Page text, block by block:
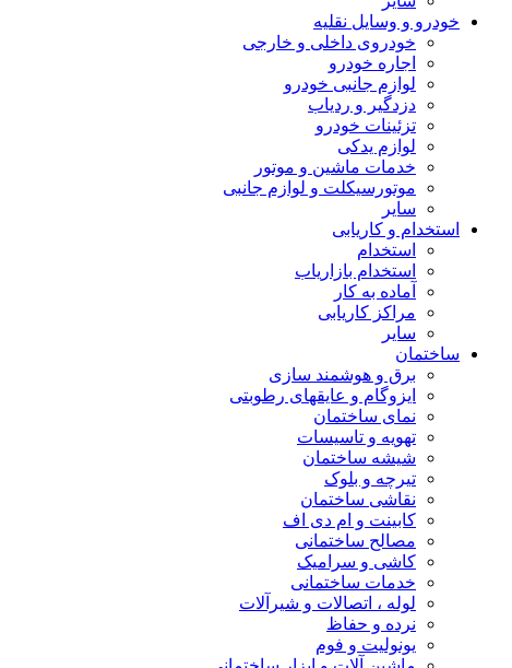
خودرو و وسایل نقلیه
خودروی داخلی و خارجی
اجاره خودرو
لوازم جانبی خودرو
دزدگیر و ردیاب
تزئینات خودرو
لوازم یدکی
خدمات ماشین و موتور
موتورسیکلت و لوازم جانبی
سایر
استخدام و کاریابی
استخدام
استخدام بازاریاب
آماده به کار
مراکز کاریابی
سایر
ساختمان
برق و هوشمند سازی
ایزوگام و عایقهای رطوبتی
نمای ساختمان
تهویه و تاسیسات
شیشه ساختمان
تیرچه و بلوک
نقاشی ساختمان
کابینت و ام دی اف
مصالح ساختمانی
کاشی و سرامیک
خدمات ساختمانی
لوله ، اتصالات و شیرآلات
نرده و حفاظ
یونولیت و فوم